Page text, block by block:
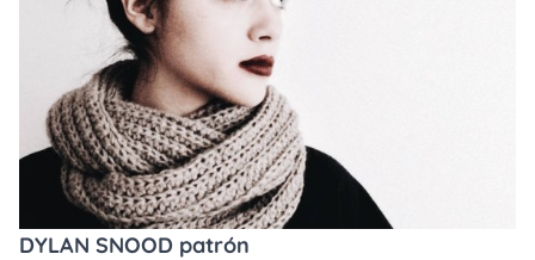
DYLAN SNOOD patrón